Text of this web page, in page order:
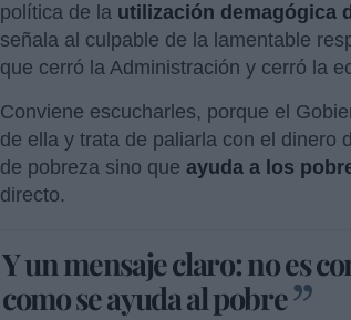
política de la utilización demagógica
señala al culpable de la lamentable
que cerró la Administración y cerró la
Conviene escucharles, porque el
de ella y trata de paliarla con el dinero
de pobreza sino que ayuda a los
directo.
Y un mensaje claro: no es
como se ayuda al pobre